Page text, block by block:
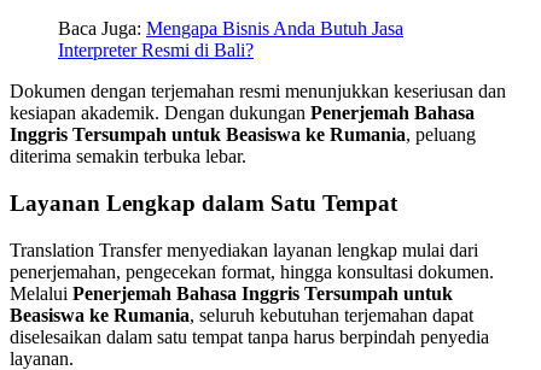
Baca Juga: Mengapa Bisnis Anda Butuh Jasa
Interpreter Resmi di Bali?
Dokumen dengan terjemahan resmi menunjukkan keseriusan dan
kesiapan akademik. Dengan dukungan Penerjemah Bahasa
Inggris Tersumpah untuk Beasiswa ke Rumania, peluang
diterima semakin terbuka lebar.
Layanan Lengkap dalam Satu Tempat
Translation Transfer menyediakan layanan lengkap mulai dari
penerjemahan, pengecekan format, hingga konsultasi dokumen.
Melalui Penerjemah Bahasa Inggris Tersumpah untuk
Beasiswa ke Rumania, seluruh kebutuhan terjemahan dapat
diselesaikan dalam satu tempat tanpa harus berpindah penyedia
layanan.